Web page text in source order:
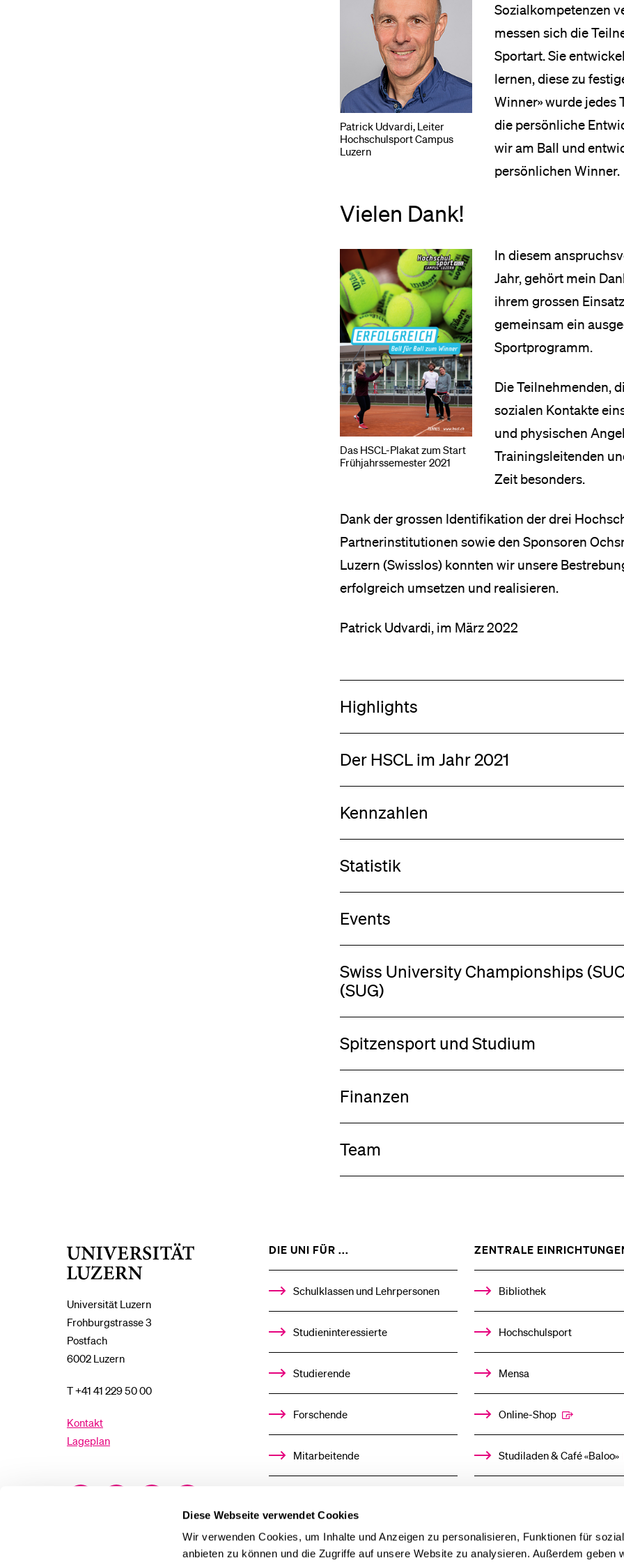
Diese Webseite verwendet Cookies
Wir verwenden Cookies, um Inhalte und Anzeigen zu personalisieren, Funktionen für
anbieten zu können und die Zugriffe auf unsere Website zu analysieren. Außerdem geben
Patrick Udvardi, Leiter
Hochschulsport Campus
Luzern
Sozialkompetenzen
messen sich die
Sportart. Sie
lernen, diese zu
Winner» wurde jedes
die persönliche
wir am Ball und
persönlichen Winner.
Vielen Dank!
Das HSCL-Plakat zum Start
Frühjahrssemester 2021
In diesem
Jahr, gehört mein
ihrem grossen
gemeinsam ein
Sportprogramm.
Die Teilnehmenden,
sozialen Kontakte
und physischen
Trainingsleitenden
Zeit besonders.
Dank der grossen Identifikation der drei
Partnerinstitutionen sowie den Sponsoren
Luzern (Swisslos) konnten wir unsere
erfolgreich umsetzen und realisieren.
Patrick Udvardi, im März 2022
Highlights
Der HSCL im Jahr 2021
Kennzahlen
Statistik
Events
Swiss University Championships
(SUG)
Spitzensport und Studium
Finanzen
Team
Universität Luzern
Frohburgstrasse 3
Postfach
6002 Luzern
T +41 41 229 50 00
Kontakt
Lageplan
DIE UNI FÜR ...
%1$S
UNTERMENÜ
Schulklassen und Lehrpersonen
Studieninteressierte
Studierende
Forschende
Mitarbeitende
Stellensuchende
ZENTRALE
Bibliothek
Hochschulsport
Mensa
Online-Shop
Studiladen & Café «Baloo»
Mitarbeitende
Alumni
Stellensuchende
Förderer
Medien